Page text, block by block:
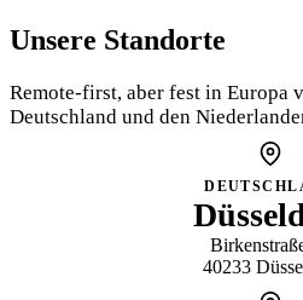
Unsere Standorte
Remote-first, aber fest in Europa
Deutschland und den
40233